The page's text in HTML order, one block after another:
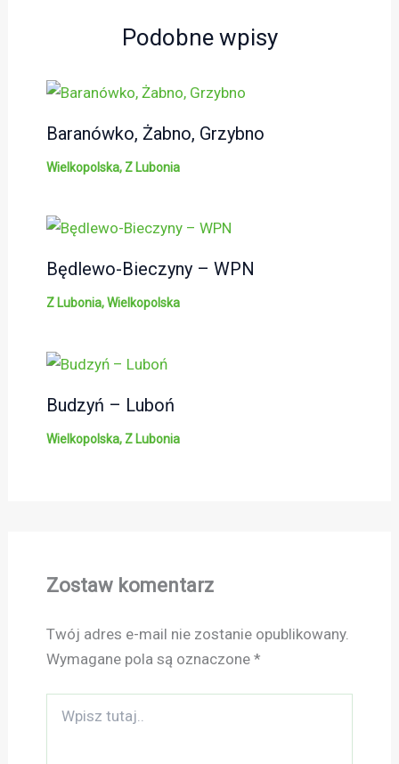
Podobne wpisy
Baranówko, Żabno, Grzybno
Wielkopolska, Z Lubonia
Będlewo-Bieczyny – WPN
Z Lubonia,Wielkopolska
Budzyń – Luboń
Wielkopolska, Z Lubonia
Zostaw komentarz
Twój adres e-mail nie zostanie opublikowany.
Wymagane pola są oznaczone *
tutaj..